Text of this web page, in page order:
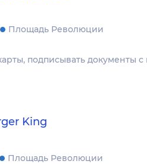
Площадь Революции
подписывать
King
Площадь Революции